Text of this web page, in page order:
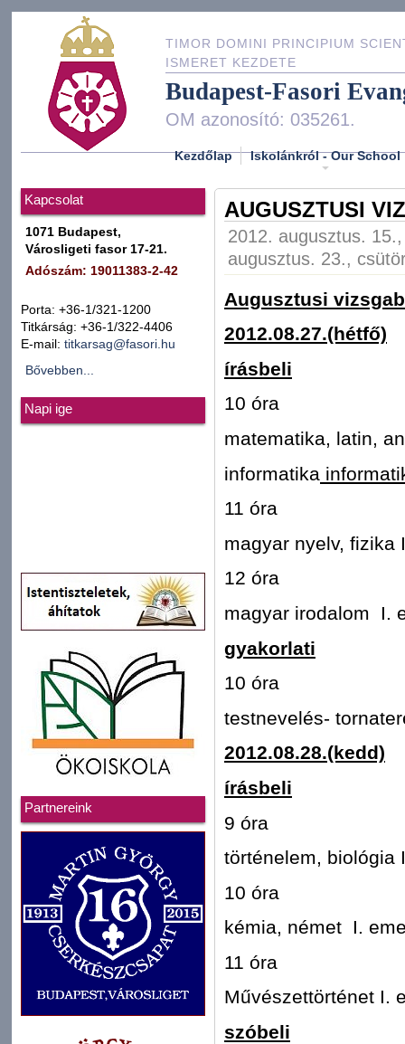
TIMOR DOMINI PRINCIPIUM
ISMERET KEZDETE
Budapest-Fasori
OM azonosító: 035261.
Kezdőlap Iskolánkról - Our School
Kapcsolat
1071 Budapest,
Városligeti fasor 17-21.
Adószám: 19011383-2-42
Porta: +36-1/321-1200
Titkárság: +36-1/322-4406
E-mail: titkarsag@fasori.hu
Bővebben...
Napi ige
Partnereink
AUGUSZTUSI
2012. augusztus.
augusztus. 23.,
Augusztusi
2012.08.27.(hétfő)
írásbeli
10 óra
matematika, latin,
informatika
11 óra
magyar nyelv, fizika
12 óra
magyar irodalom I.
gyakorlati
10 óra
testnevelés-
2012.08.28.(kedd)
írásbeli
9 óra
történelem, biológia
10 óra
kémia, német I.
11 óra
Művészettörténet I.
szóbeli